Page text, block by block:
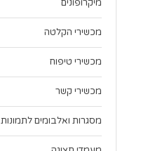
מיקרופונים
מכשירי הקלטה
מכשירי טיפוח
מכשירי קשר
מסגרות ואלבומים לתמונות